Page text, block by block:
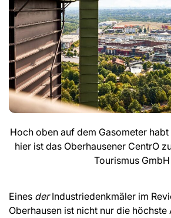
Hoch oben auf dem Gasometer
hier ist das Oberhausener CentrO
Tourismus GmbH
Eines derIndustriedenkmäler im
Oberhausen ist nicht nur die höchste